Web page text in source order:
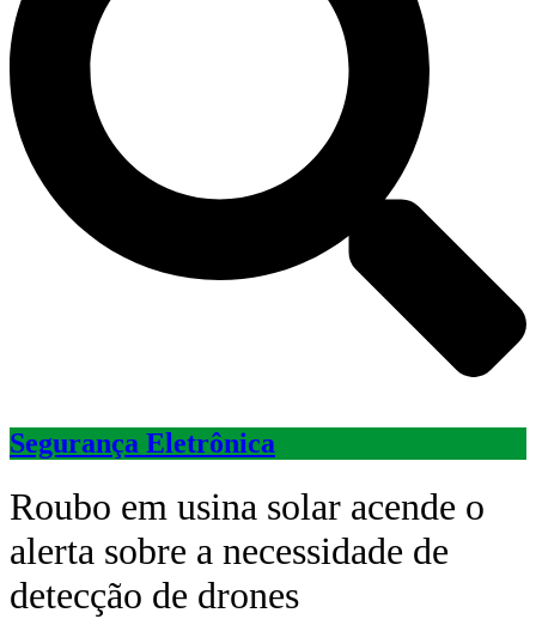
Segurança Eletrônica
Roubo em usina solar acende o
alerta sobre a necessidade de
detecção de drones